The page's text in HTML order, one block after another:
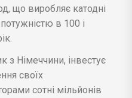
що виробляє катодні
в 100 і
з Німеччини, інвестує
своїх
сотні мільйонів